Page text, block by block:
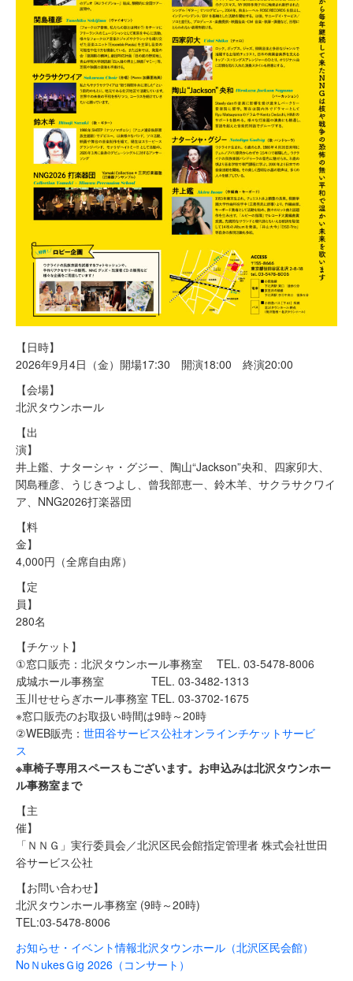
【日時】
2026年9月4日（金）開場17:30 開演18:00 終演20:00
【会場】
北沢タウンホール
【出
演
井上鑑、ナターシャ・グジー、陶山“Jackson”央和、四家卯大、
関島種彦、うじきつよし、曾我部恵一、鈴木羊、サクラサクワイ
ア、NNG2026打楽器団
【料
金
4,000円（全席自由席）
【定
員
280名
【チケット】
①窓口販売：北沢タウンホール事務室 TEL. 03-5478-8006
成城ホール事務室 TEL. 03-3482-1313
玉川せせらぎホール事務室 TEL. 03-3702-1675
※窓口販売のお取扱い時間は9時～20時
②WEB販売： 世田谷サービス公社オンラインチケットサービ
ス
※車椅子専用スペースもございます。お申込みは北沢タウンホー
ル事務室まで
【主
催
「ＮＮＧ」実行委員会／北沢区民会館指定管理者 株式会社世田
谷サービス公社
【お問い合わせ】
北沢タウンホール事務室 (9時～20時)
TEL:03-5478-8006
お知らせ・イベント情報北沢タウンホール（北沢区民会館）
NoＮukesＧig 2026（コンサート）